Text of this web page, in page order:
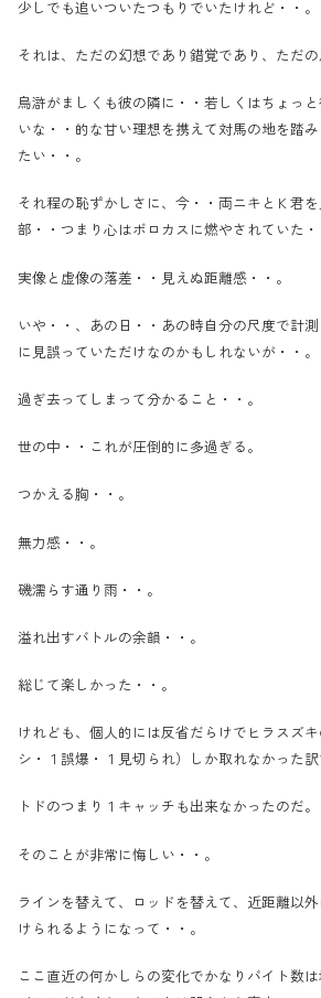
少しでも追いついたつもりでいたけれど・・。
それは、ただの幻想であり錯覚であり、ただの
烏滸がましくも彼の隣に・・若しくはちょっ
いな・・的な甘い理想を携えて対馬の地を踏
たい・・。
それ程の恥ずかしさに、今・・両ニキとＫ君
部・・つまり心はボロカスに燃やされていた・
実像と虚像の落差・・見えぬ距離感・・。
いや・・、あの日・・あの時自分の尺度で計
に見誤っていただけなのかもしれないが・・。
過ぎ去ってしまって分かること・・。
世の中・・これが圧倒的に多過ぎる。
つかえる胸・・。
無力感・・。
磯濡らす通り雨・・。
溢れ出すバトルの余韻・・。
総じて楽しかった・・。
けれども、個人的には反省だらけでヒラスズ
シ・１誤爆・１見切られ）しか取れなかった訳
トドのつまり１キャッチも出来なかったのだ。
そのことが非常に悔しい・・。
ラインを替えて、ロッドを替えて、近距離以
けられるようになって・・。
ここ直近の何かしらの変化でかなりバイト数